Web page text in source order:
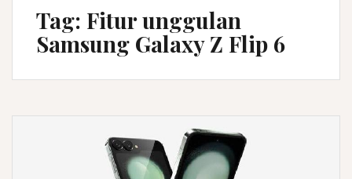
Tag: Fitur unggulan
Samsung Galaxy Z Flip 6